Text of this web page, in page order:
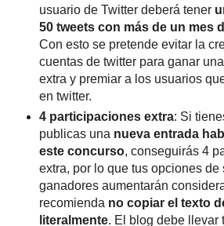
usuario de Twitter deberá tener
50 tweets con más de un mes
Con esto se pretende evitar la
cuentas de twitter para ganar
extra y premiar a los usuarios
en twitter.
4 participaciones extra: Si
publicas una nueva entrada
este concurso, conseguirás 4
extra, por lo que tus opciones de
ganadores aumentarán
recomienda no copiar el texto
literalmente. El blog debe llevar